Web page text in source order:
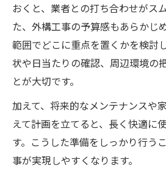
おくと、業者との打ち合わせがス
た、外構工事の予算感もあらかじ
範囲でどこに重点を置くかを検討
状や日当たりの確認、周辺環境の
とが大切です。
加えて、将来的なメンテナンスや
えて計画を立てると、長く快適に
す。こうした準備をしっかり行う
事が実現しやすくなります。